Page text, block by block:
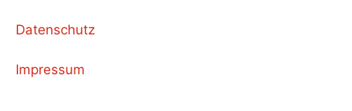
Datenschutz
Impressum